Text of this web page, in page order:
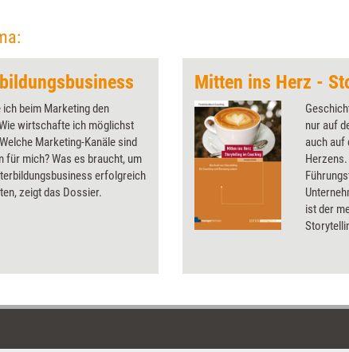
ich beim Marketing den
wirtschafte ich möglichst
Marketing-Kanäle sind
für mich? Was es braucht, um
erfolgreich
zeigt das Dossier.
nur auf
auch auf
ist der